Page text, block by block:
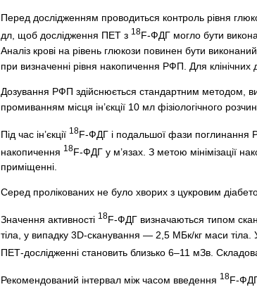
Перед дослідженням проводиться контроль рівня
дл, щоб дослідження ПЕТ з 18F-ФДГ могло бути
Аналіз крові на рівень глюкози повинен бути
при визначенні рівня накопичення РФП. Для клінічних
Дозування РФП здійснюється стандартним методом,
промиванням місця ін’єкції 10 мл фізіологічного
Під час ін’єкції 18F-ФДГ і подальшої фази поглинання
накопичення 18F-ФДГ у м’язах. З метою мінімізації
приміщенні.
Серед пролікованих не було хворих з цукровим
Значення активності 18F-ФДГ визначаються типом
тіла, у випадку 3D-сканування — 2,5 МБк/кг маси
ПЕТ-дослідженні становить близько 6–11 мЗв.
Рекомендований інтервал між часом введення 18F-ФДГ